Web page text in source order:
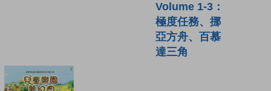
Volume 1-3：
極度任務、挪
亞方舟、百慕
達三角